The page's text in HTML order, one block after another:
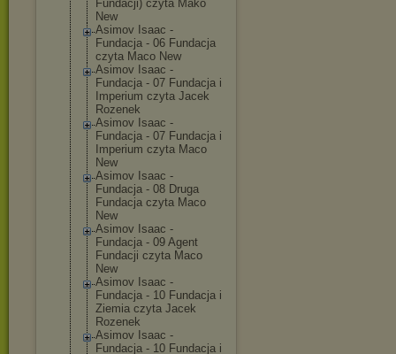
Fundacji) czyta Mako
New
Asimov Isaac -
Fundacja - 06 Fundacja
czyta Maco New
Asimov Isaac -
Fundacja - 07 Fundacja i
Imperium czyta Jacek
Rozenek
Asimov Isaac -
Fundacja - 07 Fundacja i
Imperium czyta Maco
New
Asimov Isaac -
Fundacja - 08 Druga
Fundacja czyta Maco
New
Asimov Isaac -
Fundacja - 09 Agent
Fundacji czyta Maco
New
Asimov Isaac -
Fundacja - 10 Fundacja i
Ziemia czyta Jacek
Rozenek
Asimov Isaac -
Fundacja - 10 Fundacja i